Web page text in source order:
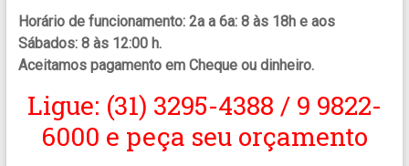
Horário de funcionamento: 2a a 6a: 8 às 18h e aos
Sábados: 8 às 12:00 h.
Aceitamos pagamento em Cheque ou dinheiro.
Ligue: (31) 3295-4388 / 9 9822-
6000 e peça seu orçamento